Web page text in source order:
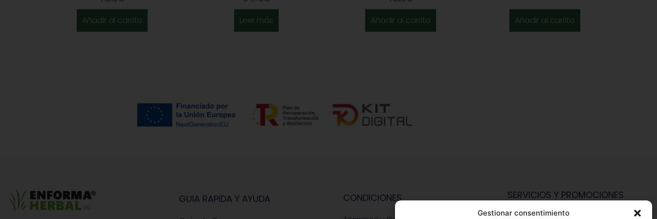
Gestionar consentimiento
Añadir al carrito
Leer más
Añadir al carrito
Añadir al carrito
GUIA RAPIDA Y AYUDA CONDICIONES SERVICIOS Y PROMOCIONES